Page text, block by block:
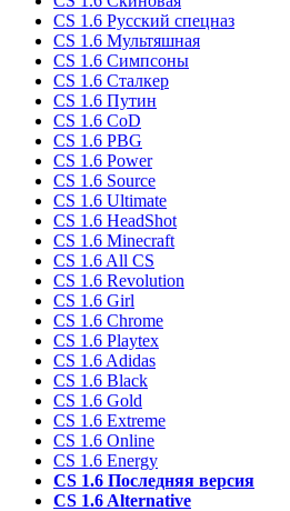
CS 1.6 Русский спецназ
CS 1.6 Мультяшная
CS 1.6 Симпсоны
CS 1.6 Сталкер
CS 1.6 Путин
CS 1.6 CoD
CS 1.6 PBG
CS 1.6 Power
CS 1.6 Source
CS 1.6 Ultimate
CS 1.6 HeadShot
CS 1.6 Minecraft
CS 1.6 All CS
CS 1.6 Revolution
CS 1.6 Girl
CS 1.6 Chrome
CS 1.6 Playtex
CS 1.6 Adidas
CS 1.6 Black
CS 1.6 Gold
CS 1.6 Extreme
CS 1.6 Online
CS 1.6 Energy
CS 1.6 Последняя версия
CS 1.6 Alternative